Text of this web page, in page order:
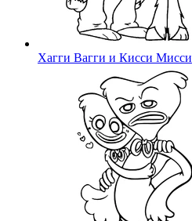
Хагги Вагги и Кисси Мисси